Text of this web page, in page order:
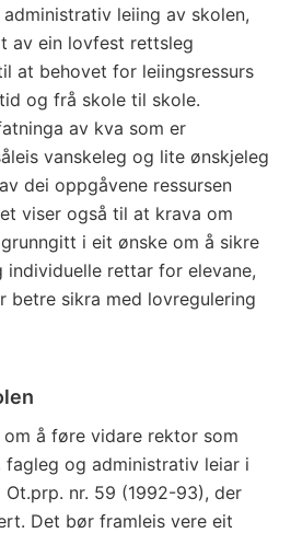
leiing av skolen,
av ein lovfest rettsleg
at behovet for leiingsressurs
og frå skole til skole.
av kva som er
vanskeleg og lite ønskjeleg
dei oppgåvene ressursen
viser også til at krava om
i eit ønske om å sikre
individuelle rettar for elevane,
betre sikra med lovregulering
å føre vidare rektor som
og administrativ leiar i
nr. 59 (1992-93), der
Det bør framleis vere eit